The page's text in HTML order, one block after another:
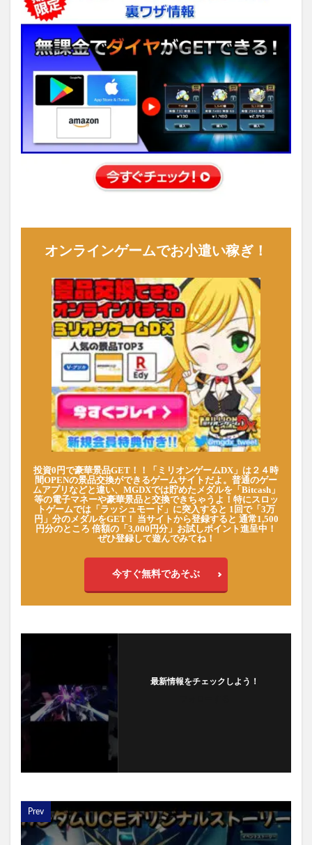
オンラインゲームでお小遣い稼ぎ！
投資0円で豪華景品GET！！「ミリオンゲームDX」は２４時
間OPENの景品交換ができるゲームサイトだよ。普通のゲー
ムアプリなどと違い、MGDXでは貯めたメダルを「Bitcash」
等の電子マネーや豪華景品と交換できちゃうよ！特にスロッ
トゲームでは「ラッシュモード」に突入すると 1回で「3万
円」分のメダルをGET！ 当サイトから登録すると 通常1,500
円分のところ 倍額の「3,000円分」お試しポイント進呈中！
ぜひ登録して遊んでみてね！
今すぐ無料であそぶ
最新情報をチェックしよう！
Prev